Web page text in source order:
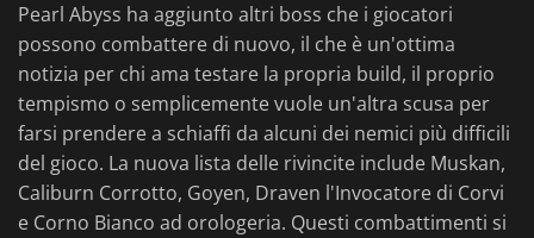
Pearl Abyss ha aggiunto altri boss che i giocatori
possono combattere di nuovo, il che è un'ottima
notizia per chi ama testare la propria build, il proprio
tempismo o semplicemente vuole un'altra scusa per
farsi prendere a schiaffi da alcuni dei nemici più difficili
del gioco. La nuova lista delle rivincite include Muskan,
Caliburn Corrotto, Goyen, Draven l'Invocatore di Corvi
e Corno Bianco ad orologeria. Questi combattimenti si